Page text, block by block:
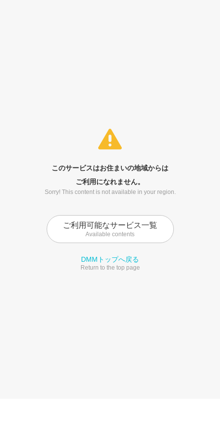
このサービスはお住まいの地域からは
ご利用になれません。
Sorry! This content is not available in your region.
ご利用可能なサービス一覧
Available contents
DMMトップへ戻る
Return to the top page